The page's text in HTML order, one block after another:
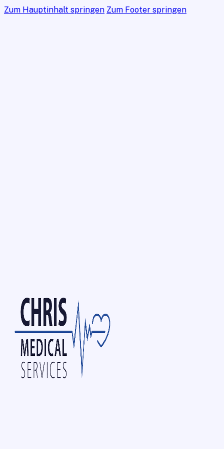
Zum Hauptinhalt springen Zum Footer springen